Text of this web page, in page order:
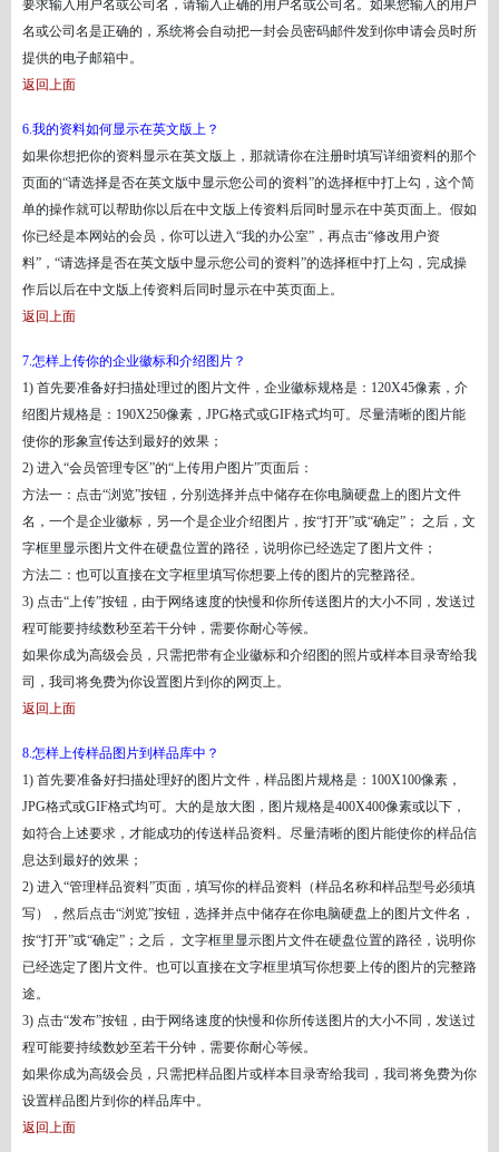
要求输入用户名或公司名，请输入正确的用户名或公司名。如果您输入的用户
名或公司名是正确的，系统将会自动把一封会员密码邮件发到你申请会员时所
提供的电子邮箱中。
返回上面
6.我的资料如何显示在英文版上？
如果你想把你的资料显示在英文版上，那就请你在注册时填写详细资料的那个
页面的“请选择是否在英文版中显示您公司的资料”的选择框中打上勾，这个简
单的操作就可以帮助你以后在中文版上传资料后同时显示在中英页面上。假如
你已经是本网站的会员，你可以进入“我的办公室”，再点击“修改用户资
料”，“请选择是否在英文版中显示您公司的资料”的选择框中打上勾，完成操
作后以后在中文版上传资料后同时显示在中英页面上。
返回上面
7.怎样上传你的企业徽标和介绍图片？
1) 首先要准备好扫描处理过的图片文件，企业徽标规格是：120X45像素，介
绍图片规格是：190X250像素，JPG格式或GIF格式均可。尽量清晰的图片能
使你的形象宣传达到最好的效果；
2) 进入“会员管理专区”的“上传用户图片”页面后：
方法一：点击“浏览”按钮，分别选择并点中储存在你电脑硬盘上的图片文件
名，一个是企业徽标，另一个是企业介绍图片，按“打开”或“确定”； 之后，文
字框里显示图片文件在硬盘位置的路径，说明你已经选定了图片文件；
方法二：也可以直接在文字框里填写你想要上传的图片的完整路径。
3) 点击“上传”按钮，由于网络速度的快慢和你所传送图片的大小不同，发送过
程可能要持续数秒至若干分钟，需要你耐心等候。
如果你成为高级会员，只需把带有企业徽标和介绍图的照片或样本目录寄给我
司，我司将免费为你设置图片到你的网页上。
返回上面
8.怎样上传样品图片到样品库中？
1) 首先要准备好扫描处理好的图片文件，样品图片规格是：100X100像素，
JPG格式或GIF格式均可。大的是放大图，图片规格是400X400像素或以下，
如符合上述要求，才能成功的传送样品资料。尽量清晰的图片能使你的样品信
息达到最好的效果；
2) 进入“管理样品资料”页面，填写你的样品资料（样品名称和样品型号必须填
写），然后点击“浏览”按钮，选择并点中储存在你电脑硬盘上的图片文件名，
按“打开”或“确定”；之后， 文字框里显示图片文件在硬盘位置的路径，说明你
已经选定了图片文件。也可以直接在文字框里填写你想要上传的图片的完整路
途。
3) 点击“发布”按钮，由于网络速度的快慢和你所传送图片的大小不同，发送过
程可能要持续数妙至若干分钟，需要你耐心等候。
如果你成为高级会员，只需把样品图片或样本目录寄给我司，我司将免费为你
设置样品图片到你的样品库中。
返回上面